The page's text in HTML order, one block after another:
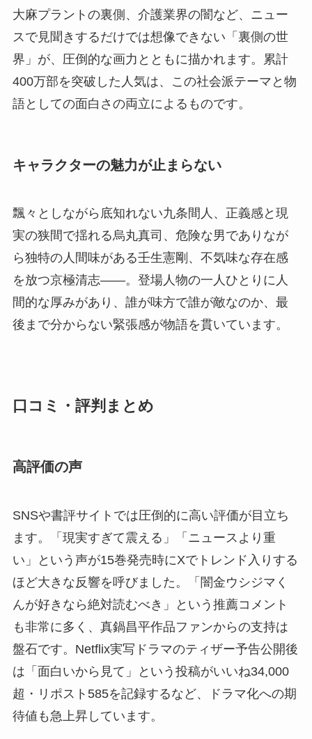
大麻プラントの裏側、介護業界の闇など、ニュー
スで見聞きするだけでは想像できない「裏側の世
界」が、圧倒的な画力とともに描かれます。累計
400万部を突破した人気は、この社会派テーマと物
語としての面白さの両立によるものです。
キャラクターの魅力が止まらない
飄々としながら底知れない九条間人、正義感と現
実の狭間で揺れる烏丸真司、危険な男でありなが
ら独特の人間味がある壬生憲剛、不気味な存在感
を放つ京極清志――。登場人物の一人ひとりに人
間的な厚みがあり、誰が味方で誰が敵なのか、最
後まで分からない緊張感が物語を貫いています。
口コミ・評判まとめ
高評価の声
SNSや書評サイトでは圧倒的に高い評価が目立ち
ます。「現実すぎて震える」「ニュースより重
い」という声が15巻発売時にXでトレンド入りする
ほど大きな反響を呼びました。「闇金ウシジマく
んが好きなら絶対読むべき」という推薦コメント
も非常に多く、真鍋昌平作品ファンからの支持は
盤石です。Netflix実写ドラマのティザー予告公開後
は「面白いから見て」という投稿がいいね34,000
超・リポスト585を記録するなど、ドラマ化への期
待値も急上昇しています。